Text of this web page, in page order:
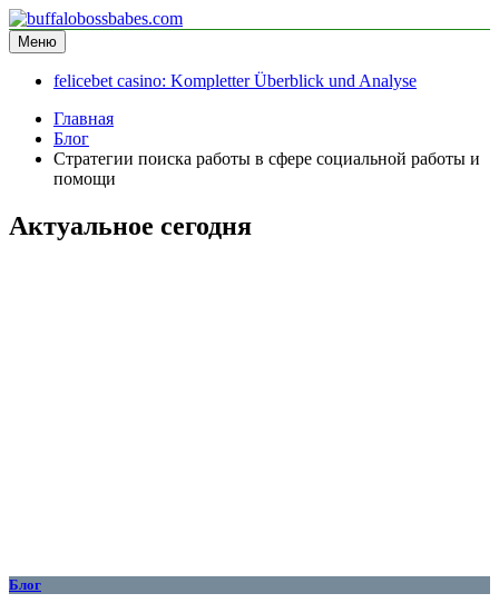
Перейти
к
содержимому
buffalobossbabes.com
информационный сайт
Меню
felicebet casino: Kompletter Überblick und Analyse
Главная
Блог
Стратегии поиска работы в сфере социальной работы и
помощи
Актуальное сегодня
Блог